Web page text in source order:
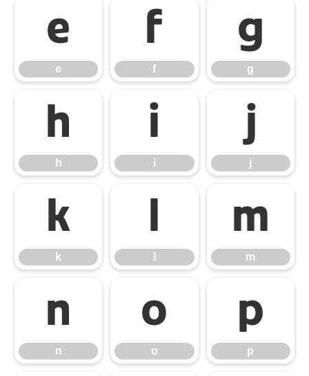
e
e
f
f
g
g
h
h
i
i
j
j
k
k
l m
m
n
n
o
o
p
p